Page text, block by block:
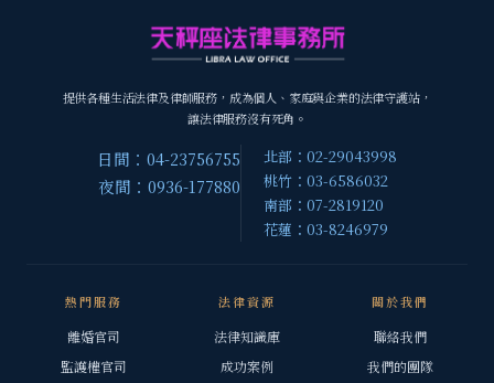
提供各種生活法律及律師服務，成為個人、家庭與企業的法律守護站，
讓法律服務沒有死角。
日間：04-23756755
夜間：0936-177880
北部：02-29043998
桃竹：03-6586032
南部：07-2819120
花蓮：03-8246979
熱門服務
離婚官司
監護權官司
法律資源
法律知識庫
成功案例
關於我們
聯絡我們
我們的團隊